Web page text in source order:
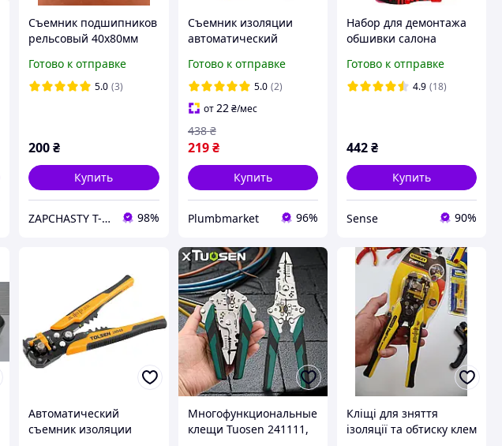
Съемник подшипников
рельсовый 40х80мм
Готово к отправке
5.0 (3)
200₴
Купить
ZAPCHASTY T-40 KHARKIV UA 98%
Съемник изоляции
автоматический
изоляции провода 0.2-
6мм Sigma
приспособление для
снятия изоляции
Готово к отправке
5.0 (2)
от22 ₴/мес
219 ₴
438 ₴
Купить
Plumbmarket 96%
Набор для демонтажа
обшивки салона
кейсе Наборы
съемников
Готово к отправке
4.9 (18)
442₴
Купить
Sense 90%
Автоматический
съемник изоляции
Многофункциональные
клещи Tuosen 241111,
Кліщі для зняття
ізоляції та обтиску клем